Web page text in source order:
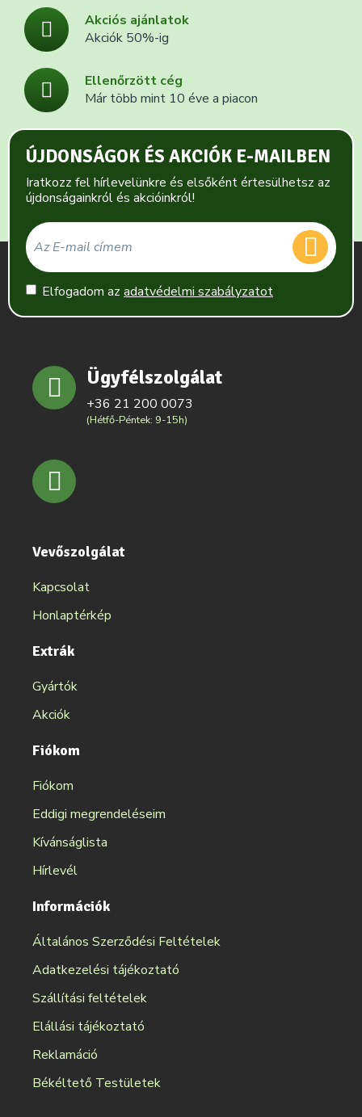
Akciós ajánlatok
Akciók 50%-ig
Ellenőrzött cég
Már több mint 10 éve a piacon
ÚJDONSÁGOK ÉS AKCIÓK E-MAILBEN
Iratkozz fel hírlevelünkre és elsőként értesülhetsz az
újdonságainkról és akcióinkról!
Elfogadom az adatvédelmi szabályzatot
Ügyfélszolgálat
+36 21 200 0073
(Hétfő-Péntek: 9-15h)
Vevőszolgálat
Kapcsolat
Honlaptérkép
Extrák
Gyártók
Akciók
Fiókom
Fiókom
Eddigi megrendeléseim
Kívánságlista
Hírlevél
Információk
Általános Szerződési Feltételek
Adatkezelési tájékoztató
Szállítási feltételek
Elállási tájékoztató
Reklamáció
Békéltető Testületek